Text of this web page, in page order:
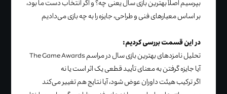
بپرسیم اصلاً بهترین بازی سال یعنی چه؟ و اگر انتخاب دست ما بود،
بر اساس معیارهای فنی و طراحی، جایزه را به چه بازی می‌دادیم
در این قسمت بررسی کردیم:
تحلیل نامزدهای بهترین بازی سال در مراسم The Game Awards
آیا جایزه گرفتن به معنای تأیید قطعی یک اثر است یا نه
اگر ترکیب هیئت داوران عوض شود، آیا نتایج هم تغییر می‌کند